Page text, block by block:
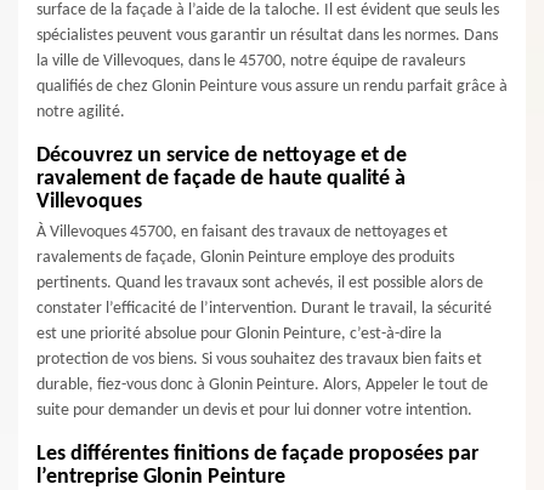
surface de la façade à l’aide de la taloche. Il est évident que seuls les
spécialistes peuvent vous garantir un résultat dans les normes. Dans
la ville de Villevoques, dans le 45700, notre équipe de ravaleurs
qualifiés de chez Glonin Peinture vous assure un rendu parfait grâce à
notre agilité.
Découvrez un service de nettoyage et de
ravalement de façade de haute qualité à
Villevoques
À Villevoques 45700, en faisant des travaux de nettoyages et
ravalements de façade, Glonin Peinture employe des produits
pertinents. Quand les travaux sont achevés, il est possible alors de
constater l’efficacité de l’intervention. Durant le travail, la sécurité
est une priorité absolue pour Glonin Peinture, c’est-à-dire la
protection de vos biens. Si vous souhaitez des travaux bien faits et
durable, fiez-vous donc à Glonin Peinture. Alors, Appeler le tout de
suite pour demander un devis et pour lui donner votre intention.
Les différentes finitions de façade proposées par
l’entreprise Glonin Peinture